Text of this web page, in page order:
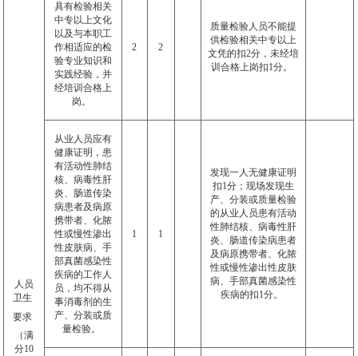
人员
卫生
要求
（满
分10
具有检验相关
中专以上文化
以及与本职工
作相适应的检
验专业知识和
实践经验，并
经培训合格上
岗。
2 2
质量检验人员不能提
供检验相关中专以上
文凭的扣2分，未经培
训合格上岗扣1分。
从业人员应有
健康证明，患
有活动性肺结
核、病毒性肝
炎、肠道传染
病患者及病原
携带者、化脓
性或慢性渗出
性皮肤病、手
部真菌感染性
疾病的工作人
员，均不得从
事消毒剂的生
产、分装或质
量检验。
1 1
发现一人无健康证明
扣1分；现场发现生
产、分装或质量检验
的从业人员患有活动
性肺结核、病毒性肝
炎、肠道传染病患者
及病原携带者、化脓
性或慢性渗出性皮肤
病、手部真菌感染性
疾病的扣1分。